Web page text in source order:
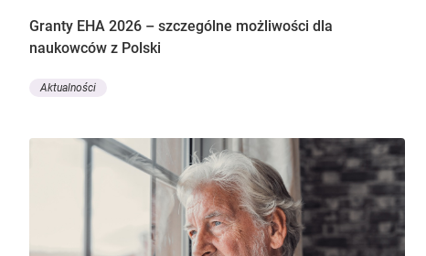
Granty EHA 2026 – szczególne możliwości dla
naukowców z Polski
Aktualności